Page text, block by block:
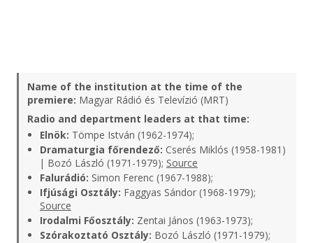
Name of the institution at the time of the
premiere: Magyar Rádió és Televízió (MRT)
Radio and department leaders at that time:
Elnök: Tömpe István (1962-1974);
Dramaturgia főrendező: Cserés Miklós (1958-1981)
| Bozó László (1971-1979); Source
Falurádió: Simon Ferenc (1967-1988);
Ifjúsági Osztály: Faggyas Sándor (1968-1979);
Source
Irodalmi Főosztály: Zentai János (1963-1973);
Szórakoztató Osztály: Bozó László (1971-1979);